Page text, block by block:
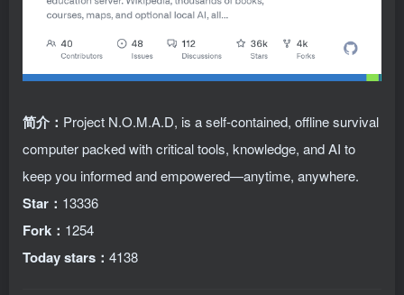
简介： Project N.O.M.A.D, is a self-contained, offline survival
computer packed with critical tools, knowledge, and AI to
keep you informed and empowered—anytime, anywhere.
Star： 13336
Fork： 1254
Today stars： 4138